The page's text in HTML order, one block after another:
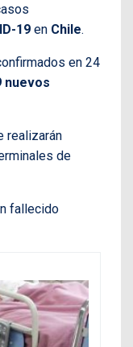
19 en Chile.
en 24
nuevos
realizarán
de
fallecido